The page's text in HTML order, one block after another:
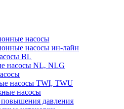
насосы
насосы ин-лайн
BL
насосы NL, NLG
насосы TWI, TWU
насосы
повышения давления